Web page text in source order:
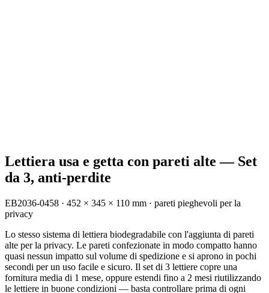
Lettiera usa e getta con pareti alte — Set
da 3, anti-perdite
EB2036-0458 · 452 × 345 × 110 mm · pareti pieghevoli per la
privacy
Lo stesso sistema di lettiera biodegradabile con l'aggiunta di pareti
alte per la privacy. Le pareti confezionate in modo compatto hanno
quasi nessun impatto sul volume di spedizione e si aprono in pochi
secondi per un uso facile e sicuro. Il set di 3 lettiere copre una
fornitura media di 1 mese, oppure estendi fino a 2 mesi riutilizzando
le lettiere in buone condizioni — basta controllare prima di ogni